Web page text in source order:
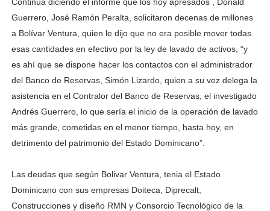
Guerrero, José Ramón Peralta, solicitaron decenas de millones
a Bolívar Ventura, quien le dijo que no era posible mover todas
esas cantidades en efectivo por la ley de lavado de activos, “y
es ahí que se dispone hacer los contactos con el administrador
del Banco de Reservas, Simón Lizardo, quien a su vez delega la
asistencia en el Contralor del Banco de Reservas, el investigado
Andrés Guerrero, lo que sería el inicio de la operación de lavado
más grande, cometidas en el menor tiempo, hasta hoy, en
detrimento del patrimonio del Estado Dominicano”.
Las deudas que según Bolivar Ventura, tenia el Estado
Dominicano con sus empresas Doiteca, Diprecalt,
Construcciones y diseño RMN y Consorcio Tecnológico de la